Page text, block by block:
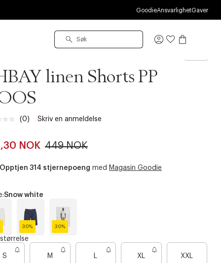
GoodieAnsvarlighetGaver
Logg
linen Shorts PP
Ingen
sidelenke.
(0) Skriv en anmeldelse
NOK 449 NOK
Opptjen 314 stjernepoeng med Magasin Goodie
Snow white
S
w
30%
r
30%
i
l
S M L XL XXL